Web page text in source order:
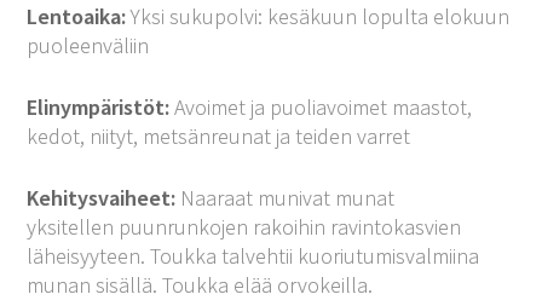
Lentoaika:Yksi sukupolvi: kesäkuun lopulta elokuun
puoleenväliin
Elinympäristöt:Avoimet ja puoliavoimet maastot,
kedot, niityt, metsänreunat ja teiden varret
Kehitysvaiheet: Naaraat munivat munat
yksitellen puunrunkojen rakoihin ravintokasvien
läheisyyteen. Toukka talvehtii kuoriutumisvalmiina
munan sisällä. Toukka elää orvokeilla.